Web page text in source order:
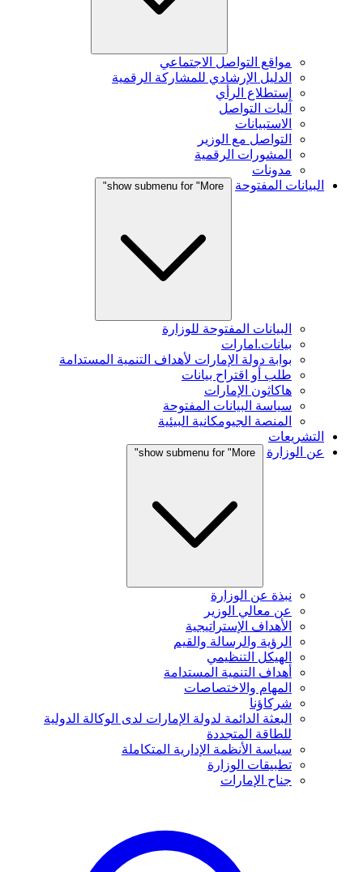
مواقع التواصل الاجتماعي
الدليل الإرشادي للمشاركة الرقمية
إستطلاع الرأي
آليات التواصل
الاستبيانات
التواصل مع الوزير
المشورات الرقمية
مدونات
البيانات المفتوحة
show submenu for "More"
البيانات المفتوحة للوزارة
بيانات.امارات
بوابة دولة الإمارات لأهداف التنمية المستدامة
طلب أو اقتراح بيانات
هاكاثون الإمارات
سياسة البيانات المفتوحة
المنصة الجيومكانية البيئية
التشريعات
عن الوزارة
show submenu for "More"
نبذة عن الوزارة
عن معالي الوزير
الأهداف الإستراتيجية
الرؤية والرسالة والقيم
الهيكل التنظيمي
أهداف التنمية المستدامة
المهام والاختصاصات
شركاؤنا
البعثة الدائمة لدولة الإمارات لدى الوكالة الدولية
للطاقة المتجددة
سياسة الأنظمة الإدارية المتكاملة
تطبيقات الوزارة
جناح الإمارات